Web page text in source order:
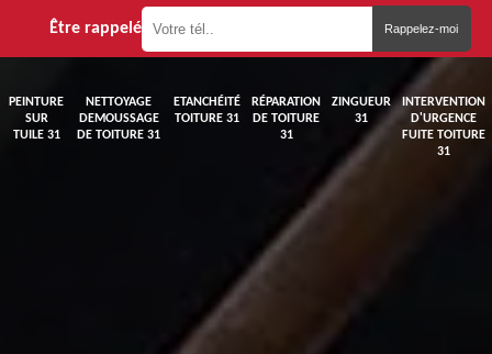
Être rappelé
PEINTURE
SUR
TUILE 31
NETTOYAGE
DEMOUSSAGE
DE TOITURE 31
ETANCHÉITÉ
TOITURE 31
RÉPARATION
DE TOITURE
31
ZINGUEUR
31
INTERVENTION
D'URGENCE
FUITE TOITURE
31